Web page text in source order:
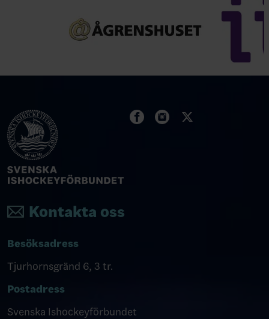
Kontakta oss
Besöksadress
Tjurhornsgränd 6, 3 tr.
Postadress
Svenska Ishockeyförbundet